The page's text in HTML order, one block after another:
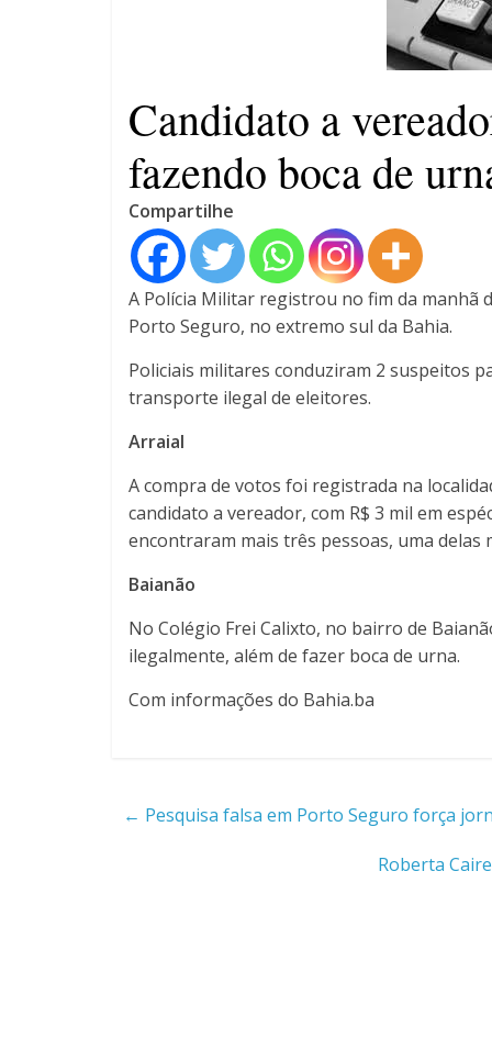
campanha integrada: Agosto
violência contra a mulher
Candidato a
fazendo boca de
Compartilhe
A Polícia Militar registrou no fim da manhã
Porto Seguro, no extremo sul da Bahia.
Policiais militares conduziram 2 suspeitos
transporte ilegal de eleitores.
Arraial
A compra de votos foi registrada na
candidato a vereador, com R$ 3 mil em
encontraram mais três pessoas, uma delas
Baianão
No Colégio Frei Calixto, no bairro de
ilegalmente, além de fazer boca de urna.
Com informações do Bahia.ba
← Pesquisa falsa em Porto Seguro força
Roberta